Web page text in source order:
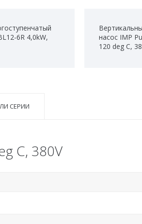
6R 4,0kW,
насос IMP
120 deg C,
СЕРИИ
C, 380V